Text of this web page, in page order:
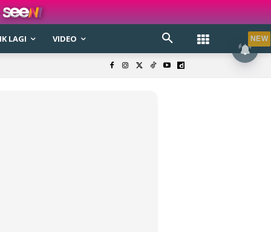
LAGI VIDEO NEW